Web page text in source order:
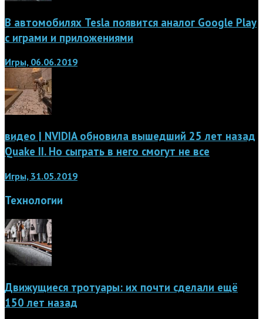
В автомобилях Tesla появится аналог Google Play
с играми и приложениями
Игры, 06.06.2019
видео | NVIDIA обновила вышедший 25 лет назад
Quake II. Но сыграть в него смогут не все
Игры, 31.05.2019
Технологии
Движущиеся тротуары: их почти сделали ещё
150 лет назад